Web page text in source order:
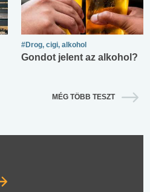
#Drog, cigi, alkohol
Gondot jelent az alkohol?
MÉG TÖBB TESZT